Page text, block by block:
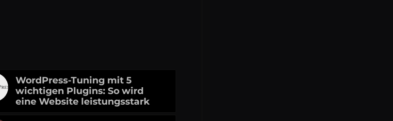
WordPress-Tuning mit 5
wichtigen Plugins: So wird
eine Website leistungsstark